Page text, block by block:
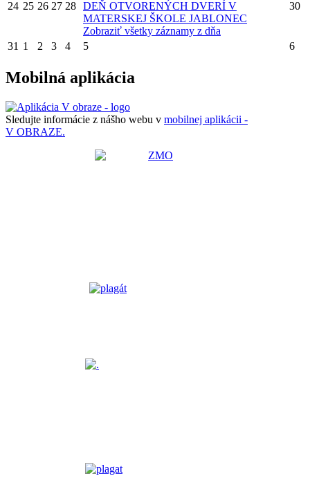
24 25 26 27 28 DEŇ OTVORENÝCH DVERÍ V
MATERSKEJ ŠKOLE JABLONEC
Zobraziť všetky záznamy z dňa
30
31 1 2 3 4 5 6
Mobilná aplikácia
Sledujte informácie z nášho webu v mobilnej aplikácii -
V OBRAZE.